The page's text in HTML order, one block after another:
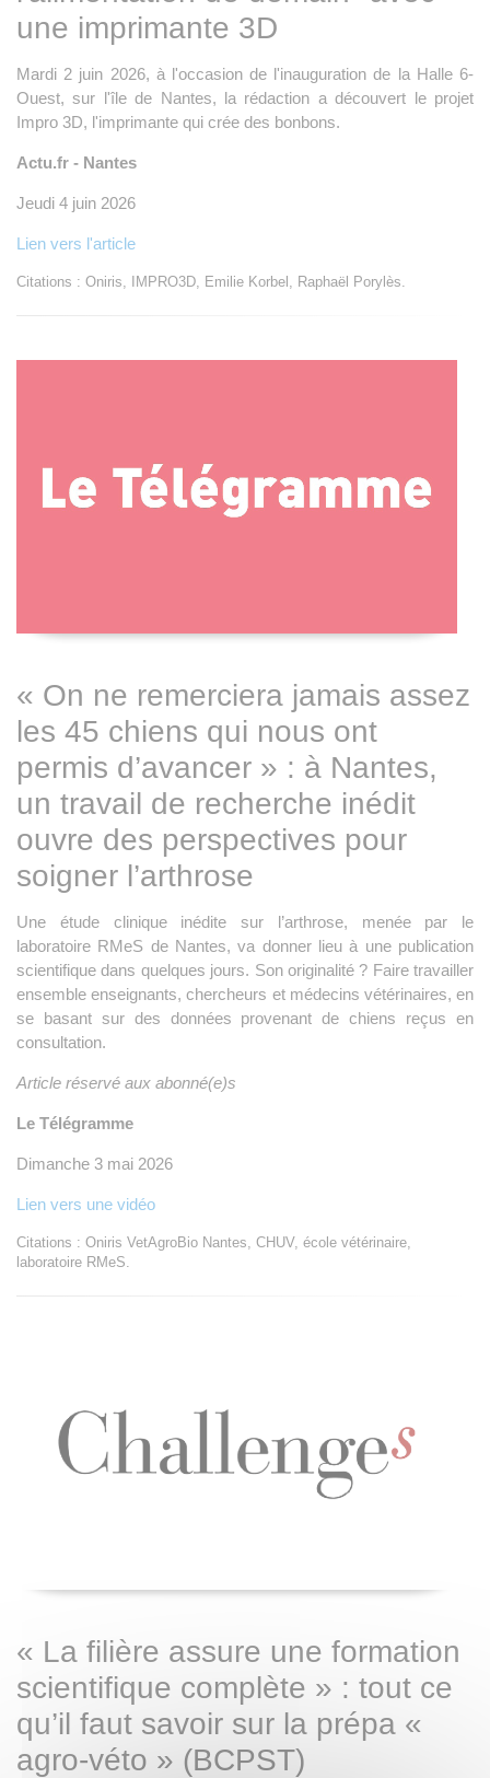
une imprimante 3D
Mardi 2 juin 2026, à l'occasion de l'inauguration de la Halle 6-
Ouest, sur l'île de Nantes, la rédaction a découvert le projet
Impro 3D, l'imprimante qui crée des bonbons.
Actu.fr - Nantes
Jeudi 4 juin 2026
Lien vers l'article
Citations : Oniris, IMPRO3D, Emilie Korbel, Raphaël Porylès.
« On ne remerciera jamais assez
les 45 chiens qui nous ont
permis d’avancer » : à Nantes,
un travail de recherche inédit
ouvre des perspectives pour
soigner l’arthrose
Une étude clinique inédite sur l’arthrose, menée par le
laboratoire RMeS de Nantes, va donner lieu à une publication
scientifique dans quelques jours. Son originalité ? Faire travailler
ensemble enseignants, chercheurs et médecins vétérinaires, en
se basant sur des données provenant de chiens reçus en
consultation.
Article réservé aux abonné(e)s
Le Télégramme
Dimanche 3 mai 2026
Lien vers une vidéo
Citations : Oniris VetAgroBio Nantes, CHUV, école vétérinaire,
laboratoire RMeS.
« La filière assure une formation
scientifique complète » : tout ce
qu’il faut savoir sur la prépa «
agro-véto » (BCPST)